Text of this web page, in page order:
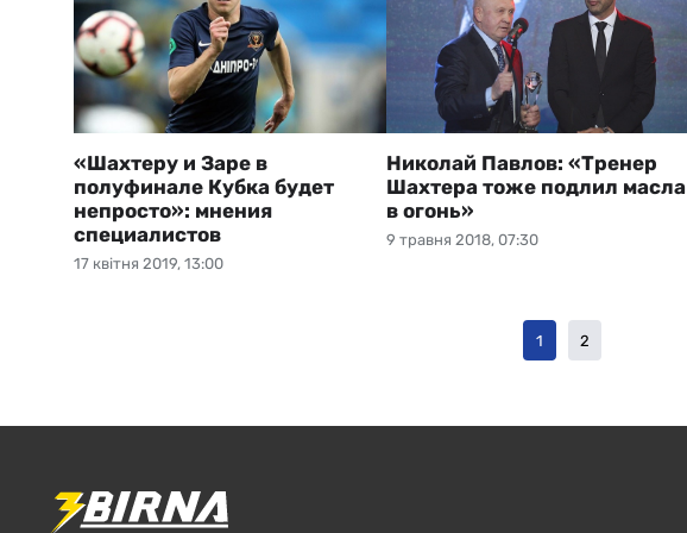
17 квітня 2019, 13:00
«Шахтеру и Заре в
полуфинале Кубка будет
непросто»: мнения
специалистов
9 травня 2018, 07:30
Николай Павлов: «Тренер
Шахтера тоже подлил масла
в огонь»
1 2